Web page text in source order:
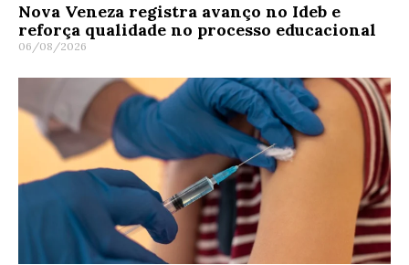
Nova Veneza registra avanço no Ideb e
reforça qualidade no processo educacional
06/08/2026